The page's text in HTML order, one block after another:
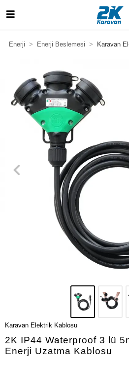
Enerji Enerji Beslemesi Karavan
Karavan Elektrik Kablosu
2K IP44 Waterproof 3 lü
Enerji Uzatma Kablosu